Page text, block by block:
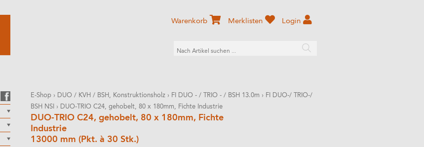
Warenkorb Merklisten Login
E-Shop › DUO / KVH / BSH, Konstruktionsholz › FI DUO - / TRIO - / BSH 13.0m › FI DUO-/ TRIO-/
BSH NSI
› DUO-TRIO C24, gehobelt, 80 x 180mm, Fichte Industrie
DUO-TRIO C24, gehobelt, 80 x 180mm, Fichte
Industrie
13000 mm (Pkt. à 30 Stk.)